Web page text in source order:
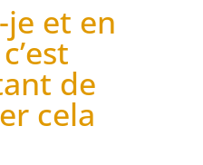
je et en
de
cela